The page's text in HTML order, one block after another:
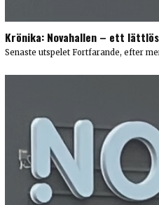
Krönika: Novahallen – ett
Senaste utspelet Fortfarande, efter